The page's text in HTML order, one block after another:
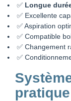
✅ Longue
✅ Excellente
✅ Aspiration
✅ Compatible
✅ Changement
✅
pratique